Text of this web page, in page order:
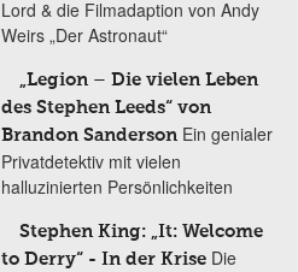
Lord & die Filmadaption von Andy
Weirs „Der Astronaut“
„Legion – Die vielen Leben
des Stephen Leeds“ von
Brandon Sanderson Ein genialer
Privatdetektiv mit vielen
halluzinierten Persönlichkeiten
Stephen King: „It: Welcome
to Derry“ - In der Krise Die